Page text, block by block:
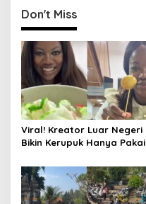
n
a
v
i
g
a
t
i
o
n
Don't Miss
Viral! Kreator Luar Negeri
Bikin Kerupuk Hanya Pakai